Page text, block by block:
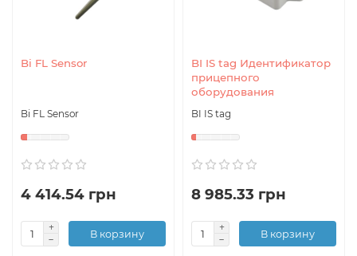
Bi FL Sensor
Bi FL Sensor
4 414.54 грн
В корзину
BI IS tag Идентификатор
прицепного
оборудования
BI IS tag
8 985.33 грн
В корзину